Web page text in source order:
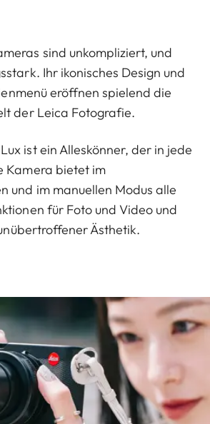
sind unkompliziert, und
Ihr ikonisches Design und
eröffnen spielend die
der Leica Fotografie.
ist ein Alleskönner, der in jede
Kamera bietet im
und im manuellen Modus alle
für Foto und Video und
Ästhetik.